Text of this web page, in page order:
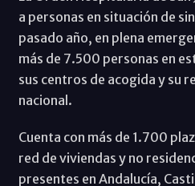
a personas en situación de
pasado año, en plena
más de 7.500 personas en
sus centros de acogida y su
nacional.
Cuenta con más de 1.700
red de viviendas y no
presentes en Andalucía,